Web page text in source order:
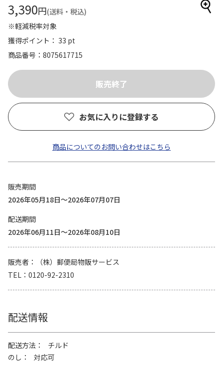
3,390円(送料・税込)
※軽減税率対象
獲得ポイント： 33 pt
商品番号
8075617715
お気に入りに登録する
商品についてのお問い合わせはこちら
販売期間
2026年05月18日～2026年07月07日
配送期間
2026年06月11日～2026年08月10日
販売者
（株）郵便局物販サービス
TEL
0120-92-2310
配送情報
配送方法
チルド
のし
対応可